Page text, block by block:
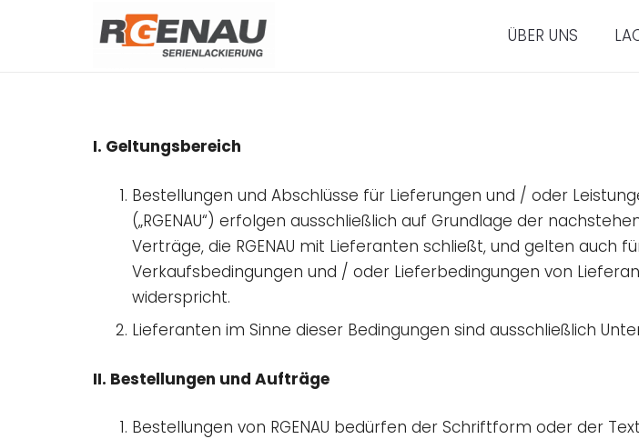
ÜBER UNS
I. Geltungsbereich
Bestellungen und Abschlüsse für Lieferungen und / oder
(„RGENAU“) erfolgen ausschließlich auf Grundlage der
Verträge, die RGENAU mit Lieferanten schließt, und gelten auch
Verkaufsbedingungen und / oder Lieferbedingungen von
widerspricht.
Lieferanten im Sinne dieser Bedingungen sind ausschließlich
II. Bestellungen und Aufträge
Bestellungen von RGENAU bedürfen der Schriftform oder der